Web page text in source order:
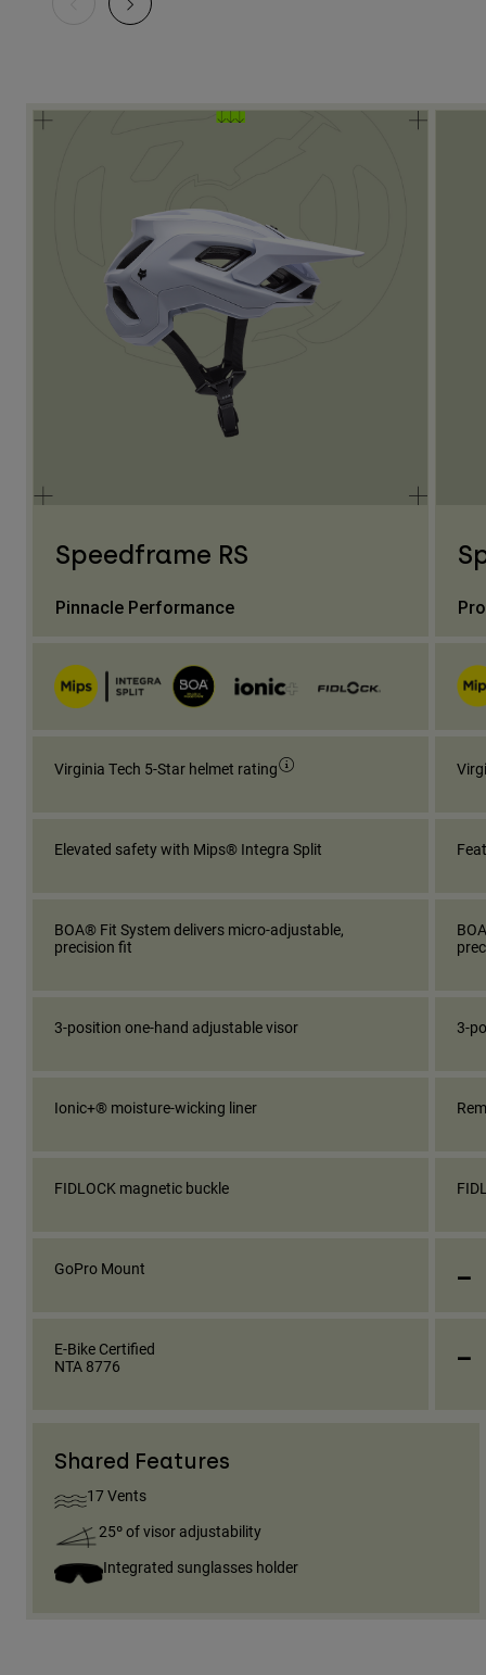
Speedframe RS
Pinnacle Performance
Virginia Tech 5-Star helmet rating
Elevated safety with Mips® Integra Split
BOA® Fit System delivers micro-adjustable,
precision fit
3-position one-hand adjustable visor 3-
Ionic+® moisture-wicking liner
FIDLOCK magnetic buckle
GoPro Mount _
E-Bike Certified
NTA 8776
_
Shared Features
17 Vents
25º of visor adjustability
Integrated sunglasses holder